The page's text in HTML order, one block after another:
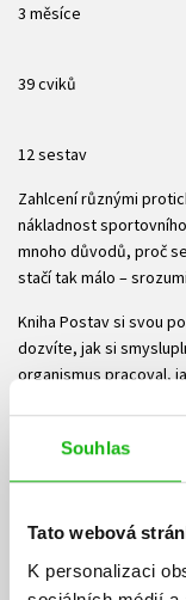
Souhlas
Tato webová
K personalizaci
3 měsíce
39 cviků
12 sestav
Zahlcení různými
nákladnost
mnoho důvodů, proč
stačí tak málo –
Kniha Postav si svou
dozvíte, jak si
organismus pracoval,
tělo. Tato cvičení jsou
celků, které tvoří
Nikola
trenérka,